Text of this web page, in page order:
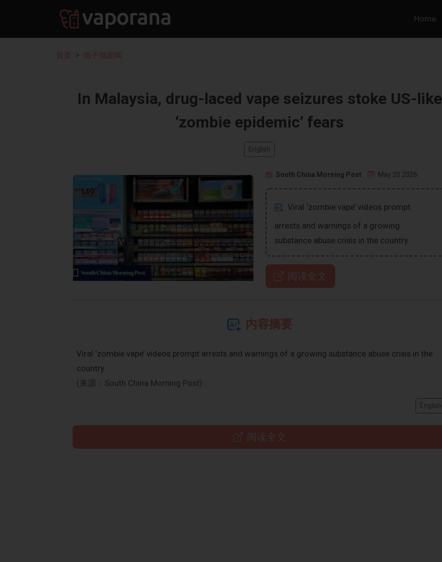
Home
首页 电子烟新闻
In Malaysia, drug-laced vape seizures stoke US-like
‘zombie epidemic’ fears
English
South China Morning Post May 20 2026
Viral ‘zombie vape’ videos prompt
arrests and warnings of a growing
substance abuse crisis in the country.
阅读全文
内容摘要
Viral ‘zombie vape’ videos prompt arrests and warnings of a growing substance abuse crisis in the
country.
(来源：South China Morning Post)
English
阅读全文